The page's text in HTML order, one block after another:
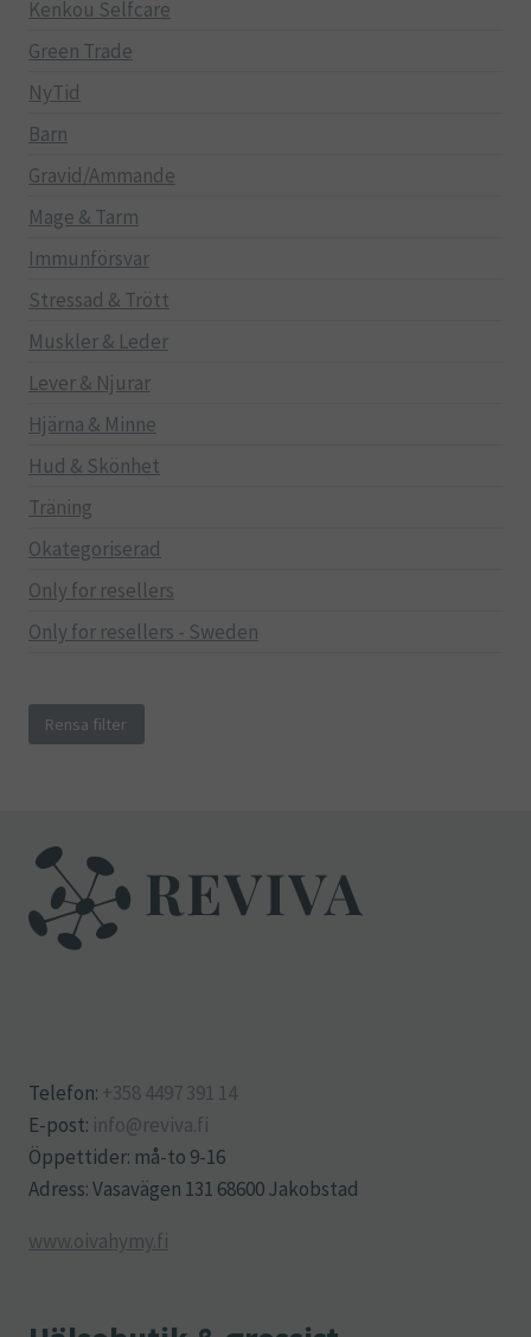
Kenkou Selfcare
Green Trade
NyTid
Barn
Gravid/Ammande
Mage & Tarm
Immunförsvar
Stressad & Trött
Muskler & Leder
Lever & Njurar
Hjärna & Minne
Hud & Skönhet
Träning
Okategoriserad
Only for resellers
Only for resellers - Sweden
Rensa filter
Telefon: +358 4497 391 14
E-post: info@reviva.fi
Öppettider: må-to 9-16
Adress: Vasavägen 131 68600 Jakobstad
www.oivahymy.fi